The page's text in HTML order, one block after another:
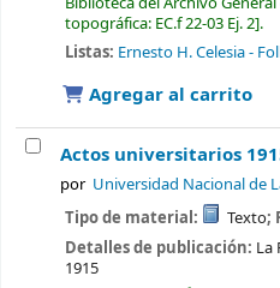
topográfica: EC.f 22-03 Ej. 2 .
Listas: Ernesto H. Celesia -
Agregar al carrito
Actos universitarios
por Universidad Nacional de
Tipo de material: Texto;
Detalles de publicación: La
1915